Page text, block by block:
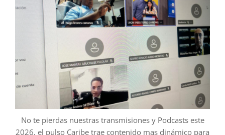
No te pierdas nuestras transmisiones y Podcasts este
2026, el pulso Caribe trae contenido mas dinámico para